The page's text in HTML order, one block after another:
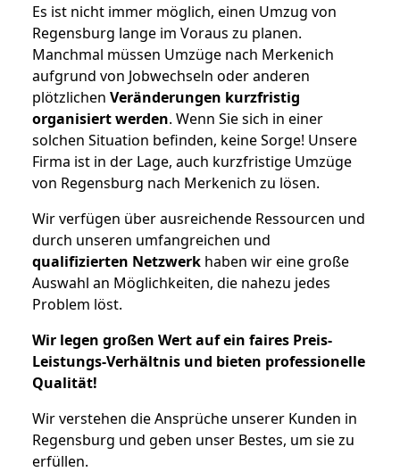
Es ist nicht immer möglich, einen Umzug von
Regensburg lange im Voraus zu planen.
Manchmal müssen Umzüge nach Merkenich
aufgrund von Jobwechseln oder anderen
plötzlichen Veränderungen kurzfristig
organisiert werden. Wenn Sie sich in einer
solchen Situation befinden, keine Sorge! Unsere
Firma ist in der Lage, auch kurzfristige Umzüge
von Regensburg nach Merkenich zu lösen.
Wir verfügen über ausreichende Ressourcen und
durch unseren umfangreichen und
qualifizierten Netzwerk haben wir eine große
Auswahl an Möglichkeiten, die nahezu jedes
Problem löst.
Wir legen großen Wert auf ein faires Preis-
Leistungs-Verhältnis und bieten professionelle
Qualität!
Wir verstehen die Ansprüche unserer Kunden in
Regensburg und geben unser Bestes, um sie zu
erfüllen.